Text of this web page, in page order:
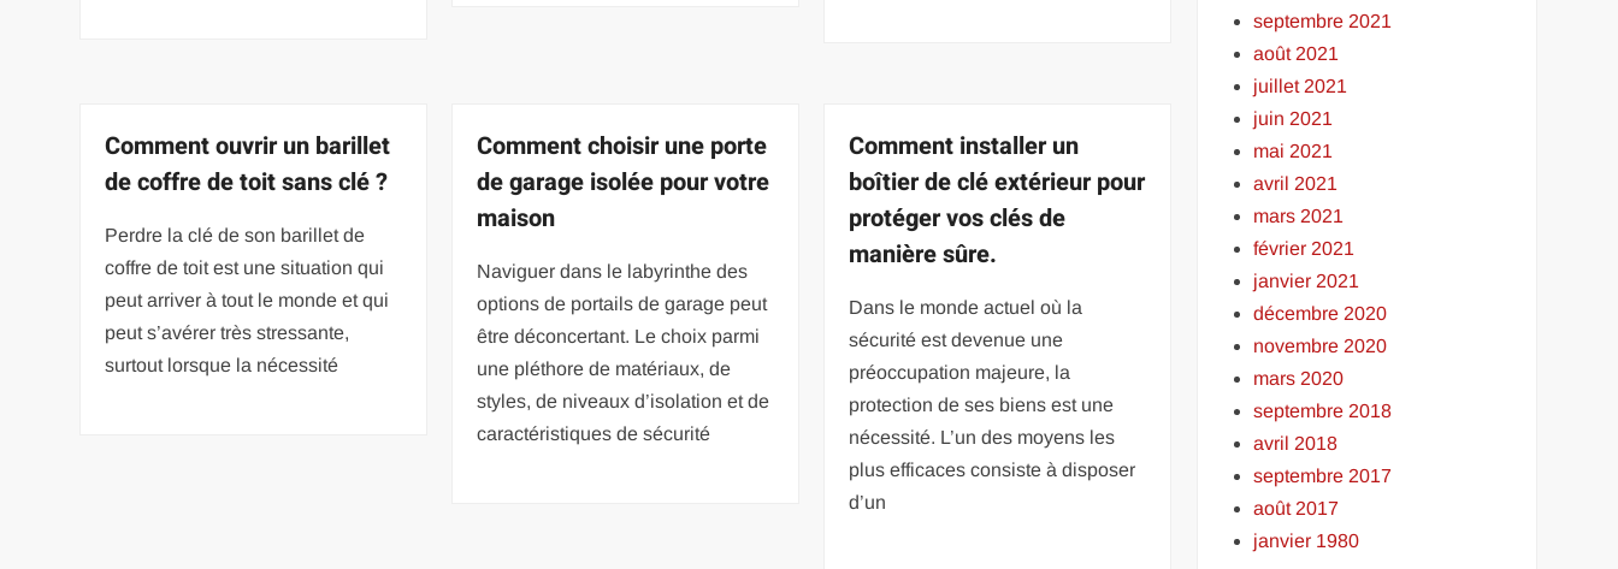
Comment ouvrir un barillet
de coffre de toit sans clé ?
Perdre la clé de son barillet de
coffre de toit est une situation qui
peut arriver à tout le monde et qui
peut s’avérer très stressante,
surtout lorsque la nécessité
Comment choisir une porte
de garage isolée pour votre
maison
Naviguer dans le labyrinthe des
options de portails de garage peut
être déconcertant. Le choix parmi
une pléthore de matériaux, de
styles, de niveaux d’isolation et de
caractéristiques de sécurité
Comment installer un
boîtier de clé extérieur pour
protéger vos clés de
manière sûre.
Dans le monde actuel où la
sécurité est devenue une
préoccupation majeure, la
protection de ses biens est une
nécessité. L’un des moyens les
plus efficaces consiste à disposer
d’un
septembre 2021
août 2021
juillet 2021
juin 2021
mai 2021
avril 2021
mars 2021
février 2021
janvier 2021
décembre 2020
novembre 2020
mars 2020
septembre 2018
avril 2018
septembre 2017
août 2017
janvier 1980